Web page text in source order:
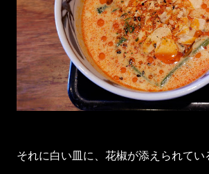
それに白い皿に、花椒が添えられてい